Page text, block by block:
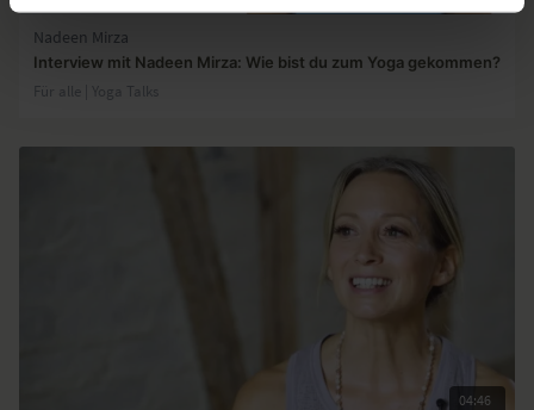
Nadeen Mirza
Interview mit Nadeen Mirza: Wie bist du zum Yoga gekommen?
Für alle | Yoga Talks
04:46